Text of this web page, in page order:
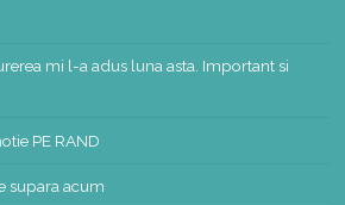
mi l-a adus luna asta. Important si
PE RAND
supara acum